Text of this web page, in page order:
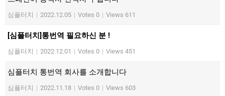
심플터치 | 2022.12.05 | Votes 0 | Views 611
[심플터치]통번역 필요하신 분 !
심플터치 | 2022.12.01 | Votes 0 | Views 451
심플터치 통번역 회사를 소개합니다
심플터치 | 2022.11.18 | Votes 0 | Views 603